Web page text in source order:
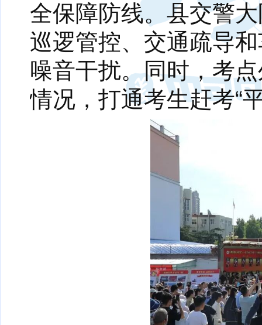
全保障防线。县交警
巡逻管控、交通疏导
噪音干扰。同时，考
情况，打通考生赶考“